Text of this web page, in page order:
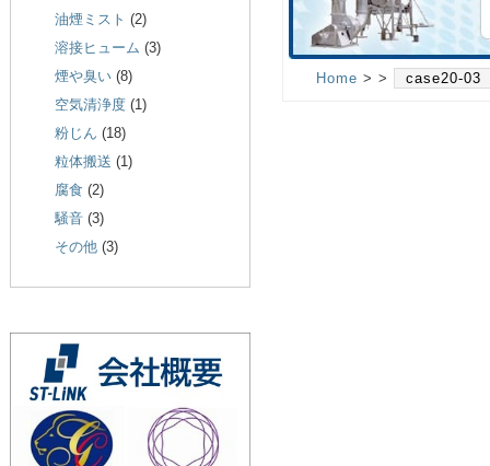
Home > > case20-03
油煙ミスト (2)
溶接ヒューム (3)
煙や臭い (8)
空気清浄度 (1)
粉じん (18)
粒体搬送 (1)
腐食 (2)
騒音 (3)
その他 (3)